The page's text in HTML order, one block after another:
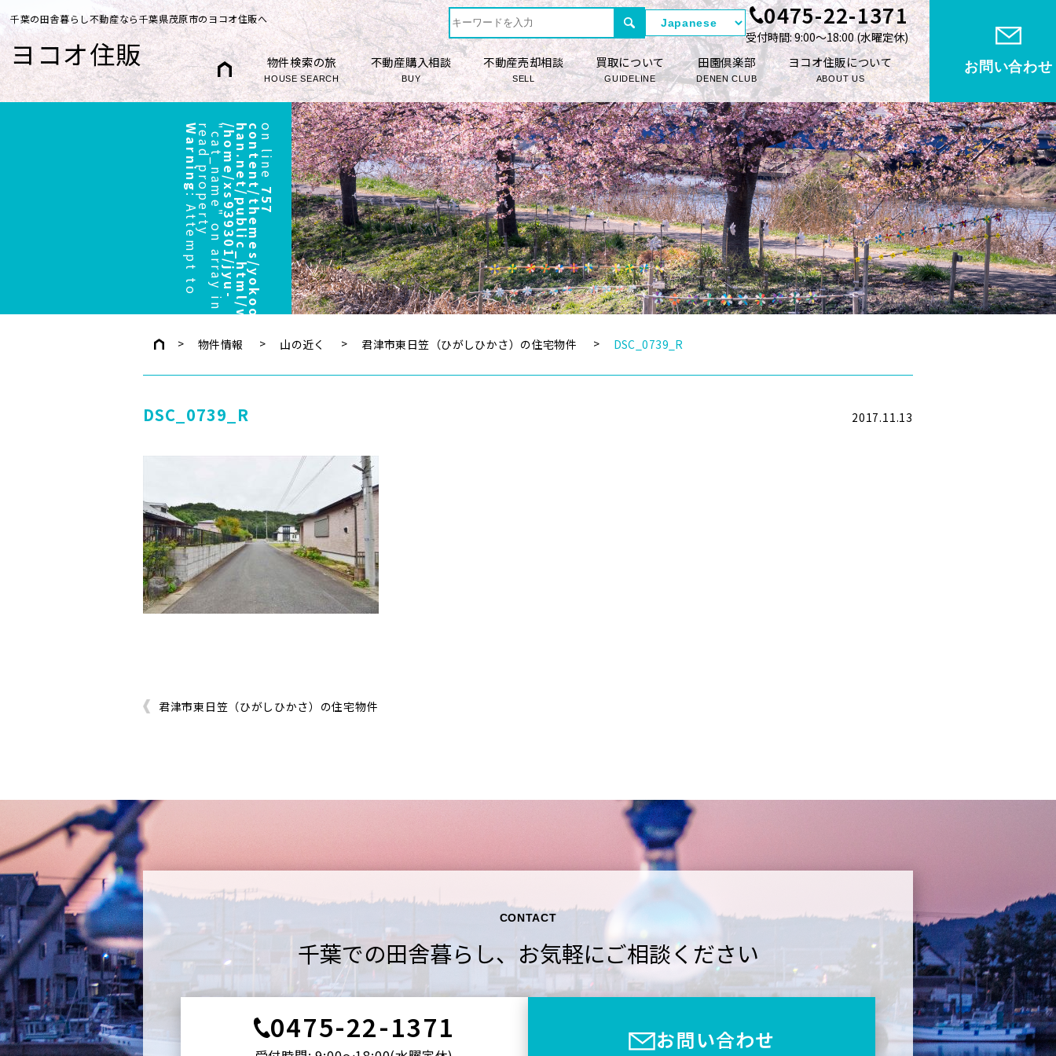
千葉の田舎暮らし不動産なら千葉県茂原市のヨコオ住販へ
ヨコオ住販
0475-22-1371
受付時間: 9:00〜18:00 (⽔曜定休)
物件検索の旅
HOUSE SEARCH
不動産購入相談
BUY
不動産売却相談
SELL
買取について
GUIDELINE
田園倶楽部
DENEN CLUB
ヨコオ住販について
ABOUT US
お問い合わせ
Warning
:
A
t
t
e
m
p
t
t
o
r
e
a
d
p
r
o
p
e
r
t
y
"
c
a
t
_
n
a
m
e
"
o
n
a
r
r
a
y
i
n/
h
o
m
e
/
x
s
9
3
9
3
0
1
/
j
y
u
-
h
a
n
.
n
e
t
/
p
u
b
l
i
c
_
h
t
m
l
/
w
p
/
w
p
-
c
o
n
t
e
n
t
/
t
h
e
m
e
s
/
y
o
k
o
o
/
h
e
a
d
e
r
.
p
hpon line
757
物件情報 山の近く 君津市東日笠（ひがしひかさ）の住宅物件 DSC_0739_R
DSC_0739_R 2017.11.13
君津市東日笠（ひがしひかさ）の住宅物件
CONTACT
千葉での田舎暮らし、 お気軽にご相談ください
0475-22-1371 お問い合わせ